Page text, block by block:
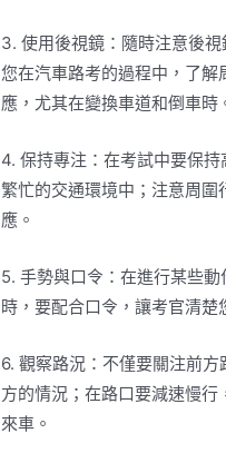
3. 使用後視鏡：隨時注意後
您在汽車路考的過程中，了
應，尤其在變換車道和倒車時
4. 保持專注：在考試中要保
繁忙的交通環境中；注意周
應。
5. 手勢與口令：在進行某些
時，要配合口令，讓考官清楚
6. 觀察路況：不僅要關注前
方的情況；在路口要減速慢
來車。